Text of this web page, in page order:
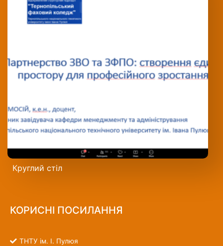
Круглий стіл
КОРИСНІ ПОСИЛАННЯ
ТНТУ ім. І. Пулюя